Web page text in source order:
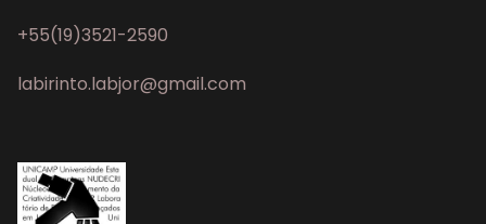
+55(19)3521-2590
labirinto.labjor@gmail.com